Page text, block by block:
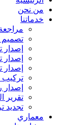
من نحن
خدماتنا
تصميم
إصدار
إصدار
إصدار
تركيب
تقرير
تجديد
معماري